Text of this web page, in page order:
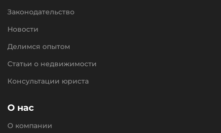
Законодательство
Новости
Делимся опытом
Статьи о недвижимости
Консультации юриста
О нас
О компании